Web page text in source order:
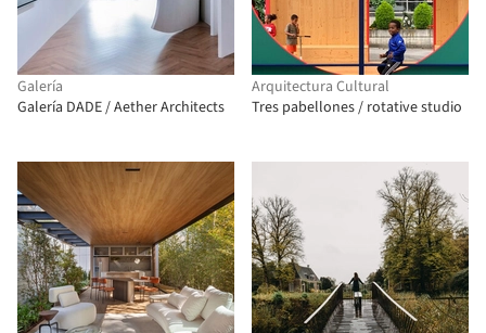
Galería
Galería DADE / Aether Architects
Arquitectura Cultural
Tres pabellones / rotative studio